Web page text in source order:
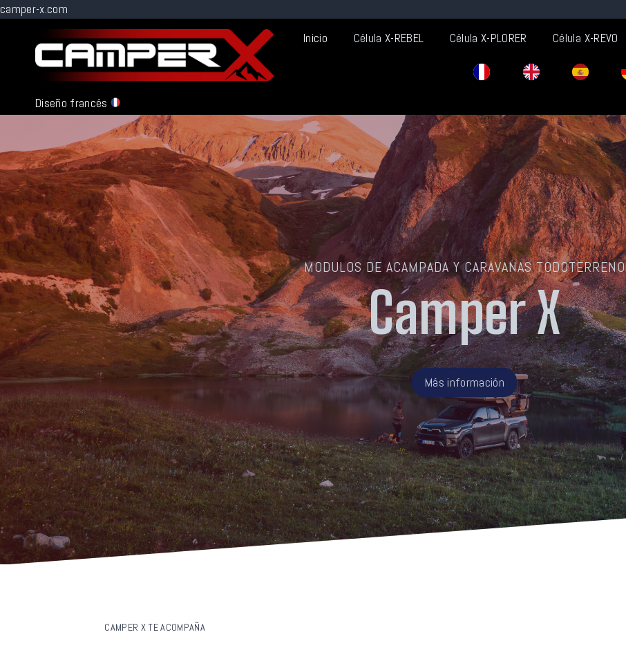
camper-x.com
contenido
Inicio Célula X-REBEL Célula X-PLORER Célula X-REVO
Diseño francés
MODULOS DE ACAMPADA Y CARAVANAS TODOTERRENO
Camper X
Más información
CAMPER X TE ACOMPAÑA